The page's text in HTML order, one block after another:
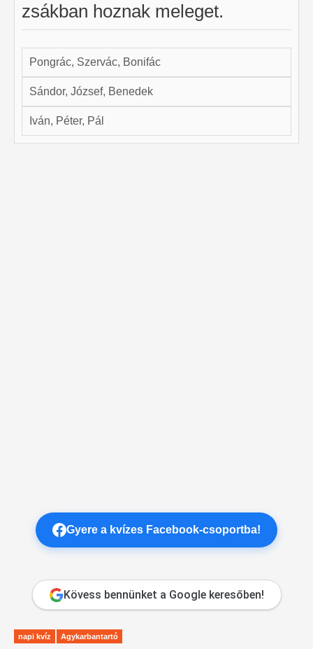
zsákban hoznak meleget.
Pongrác, Szervác, Bonifác
Sándor, József, Benedek
Iván, Péter, Pál
Gyere a kvízes Facebook-csoportba!
Kövess bennünket a Google keresőben!
napi kvíz Agykarbantartó